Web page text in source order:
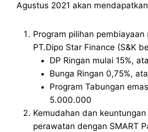
Agustus 2021 akan
Program pilihan pembiayaan
PT.Dipo Star Finance (S&K
DP Ringan mulai 15%,
Bunga Ringan 0,75%,
Program Tabungan
5.000.000
Kemudahan dan
perawatan dengan SMART